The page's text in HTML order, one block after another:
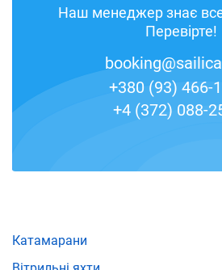
Наш менеджер знає
Перевірте!
+380 (93) 466-
+4 (372) 088-
Катамарани